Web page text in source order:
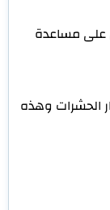
على مساعدة
الحشرات وهذه